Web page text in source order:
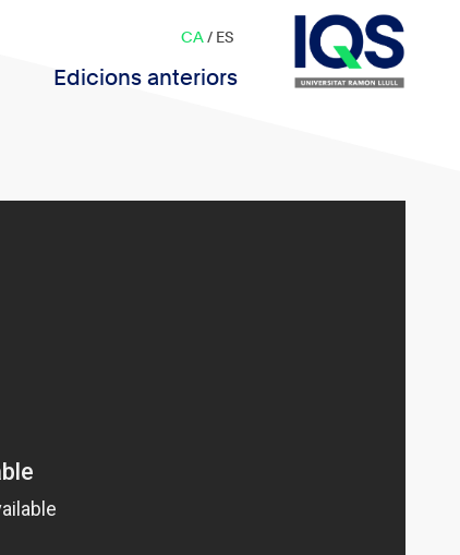
Edicions anteriors
CA/ ES